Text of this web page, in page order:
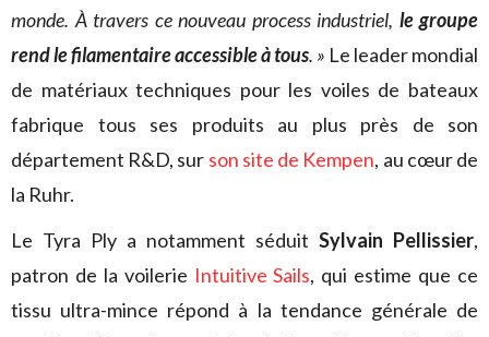
monde. À travers ce nouveau process industriel, le groupe
rend le filamentaire accessible à tous. » Le leader mondial
de matériaux techniques pour les voiles de bateaux
fabrique tous ses produits au plus près de son
département R&D, sur son site de Kempen, au cœur de
la Ruhr.
Le Tyra Ply a notamment séduit Sylvain Pellissier,
patron de la voilerie Intuitive Sails, qui estime que ce
tissu ultra-mince répond à la tendance générale de